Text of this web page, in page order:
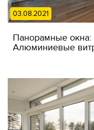
03.08.2021
Панорамные окна:
Алюминиевые